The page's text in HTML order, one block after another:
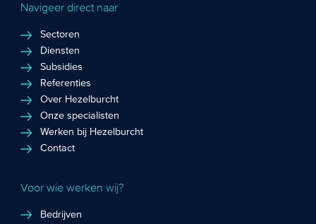
Navigeer direct naar
Sectoren
Diensten
Subsidies
Referenties
Over Hezelburcht
Onze specialisten
Werken bij Hezelburcht
Contact
Voor wie werken wij?
Bedrijven